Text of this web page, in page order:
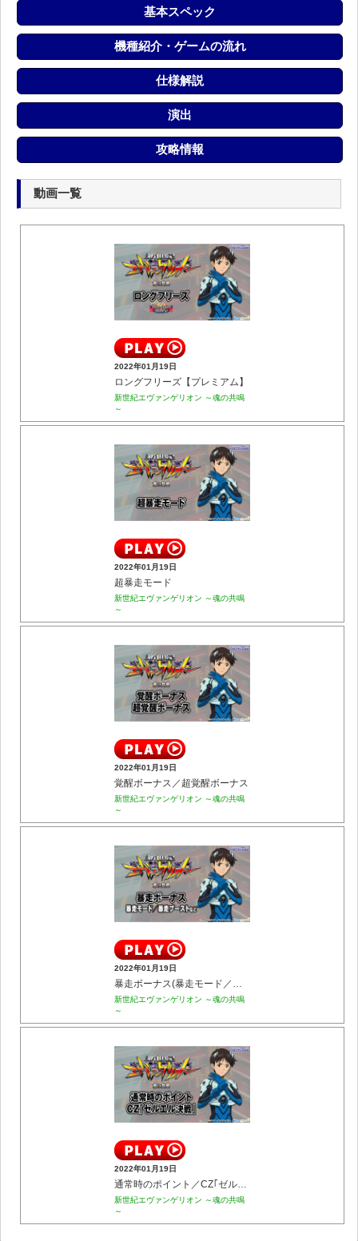
基本スペック
機種紹介・ゲームの流れ
仕様解説
演出
攻略情報
動画一覧
2022年01月19日
ロングフリーズ【プレミアム】
新世紀エヴァンゲリオン ～魂の共鳴
～
2022年01月19日
超暴走モード
新世紀エヴァンゲリオン ～魂の共鳴
～
2022年01月19日
覚醒ボーナス／超覚醒ボーナス
新世紀エヴァンゲリオン ～魂の共鳴
～
2022年01月19日
暴走ボーナス(暴走モード／暴走ブーストなど)
新世紀エヴァンゲリオン ～魂の共鳴
～
2022年01月19日
通常時のポイント／CZ｢ゼルエル決戦｣
新世紀エヴァンゲリオン ～魂の共鳴
～